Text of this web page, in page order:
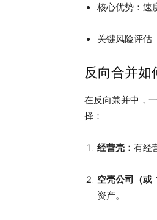
核心优势：速
关键风险评估
反向合并如
在反向兼并中，
择：
经营壳： 有经
空壳公司（或
资产。